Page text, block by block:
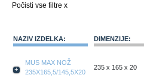
Počisti vse filtre x
NAZIV IZDELKA: DIMENZIJE:
MUS MAX NOŽ
235X165,5/145,5X20
235 x 165 x 20